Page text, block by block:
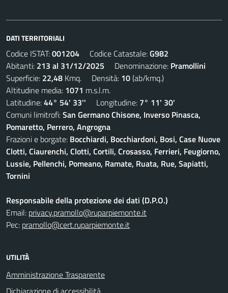
DATI TERRITORIALI
Codice ISTAT:001204 Codice Catastale:G982
Abitanti: 213 al 31/12/2025 Denominazione: Pramollini
Superficie: 22,48 Kmq. Densità: 10(ab/kmq.)
Altitudine media: 1071 m.s.l.m.
Latitudine:44° 54' 33'' Longitudine: 7° 11' 30'
Comuni limitrofi:San Germano Chisone, Inverso Pinasca,
Pomaretto, Perrero, Angrogna
Frazioni e borgate: Bocchiardi, Bocchiardoni, Bosi, Case Nuove
Clotti, Ciaurenchi, Clotti, Cortili, Crosasso, Ferrieri, Feugiorno,
Lussie, Pellenchi, Pomeano, Ramate, Ruata, Rue, Sapiatti,
Tornini
Responsabile della protezione dei dati (D.P.O.)
Email: privacy.pramollo@ruparpiemonte.it
Pec: pramollo@cert.ruparpiemonte.it
UTILITÀ
Amministrazione Trasparente